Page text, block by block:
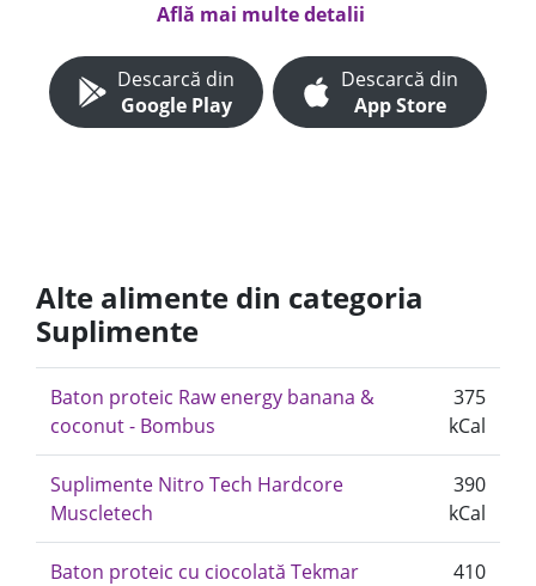
Află mai multe detalii
Descarcă din
Google Play
Descarcă din
App Store
Alte alimente din categoria
Suplimente
Baton proteic Raw energy banana &
coconut - Bombus
375
kCal
Suplimente Nitro Tech Hardcore
Muscletech
390
kCal
Baton proteic cu ciocolată Tekmar
410